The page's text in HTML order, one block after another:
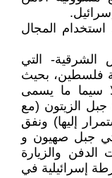
المجال
التي
فلسطين، بحيث
سيما ما يسمى
جبل الزيتون (مع
إليها) ونفق
جبل صهيون و
الدفن والزيارة
إسرائيلية في